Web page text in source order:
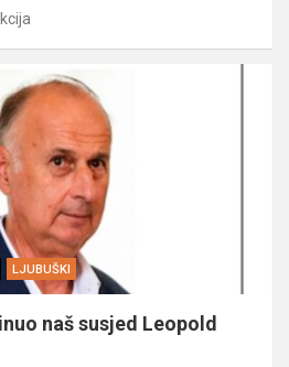
LJUBUŠKI
naš susjed Leopold